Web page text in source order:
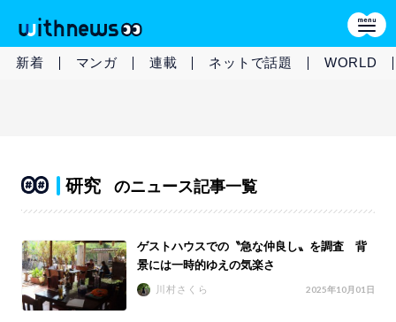
新着 マンガ 連載 ネットで話題 WORLD
研究 のニュース記事一覧
ゲストハウスでの〝急な仲良し〟を調査 背
景には一時的ゆえの気楽さ
川村さくら 2025年10月01日